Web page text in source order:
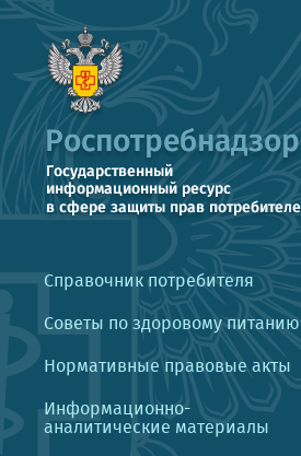
Справочник потребителя
Советы по здоровому питанию
Нормативные правовые акты
Информационно-
аналитические материалы